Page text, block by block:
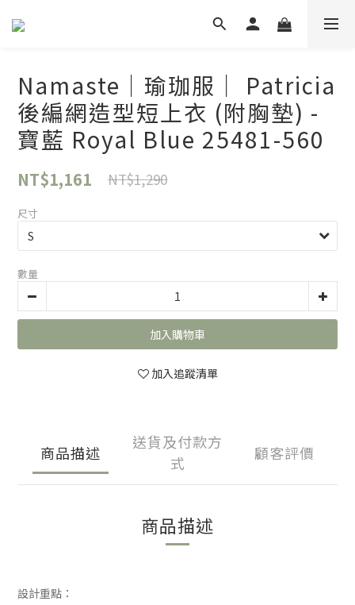
Namaste｜瑜珈服｜ Patricia
後編網造型短上衣 (附胸墊) -
寶藍 Royal Blue 25481-560
NT$1,161 NT$1,290
尺寸
數量
加入購物車
加入追蹤清單
商品描述
送貨及付款方
式
顧客評價
商品描述
設計重點：